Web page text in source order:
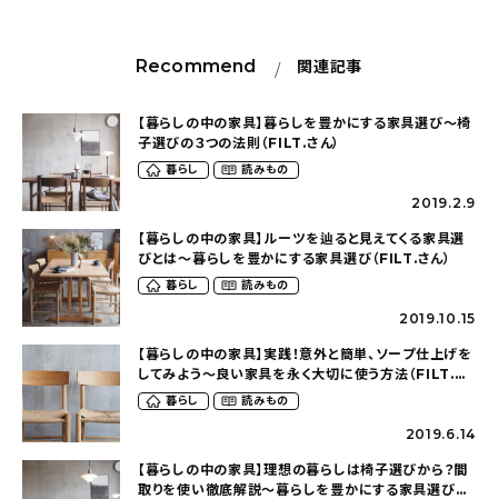
Recommend 関連記事
【暮らしの中の家具】暮らしを豊かにする家具選び〜椅
子選びの３つの法則（FILT.さん）
暮らし 読みもの
2019.2.9
【暮らしの中の家具】ルーツを辿ると見えてくる家具選
びとは〜暮らしを豊かにする家具選び（FILT.さん）
暮らし 読みもの
2019.10.15
【暮らしの中の家具】実践！意外と簡単、ソープ仕上げを
してみよう〜良い家具を永く大切に使う方法（FILT.さ
ん） 暮らし 読みもの
2019.6.14
【暮らしの中の家具】理想の暮らしは椅子選びから？間
取りを使い徹底解説～暮らしを豊かにする家具選び